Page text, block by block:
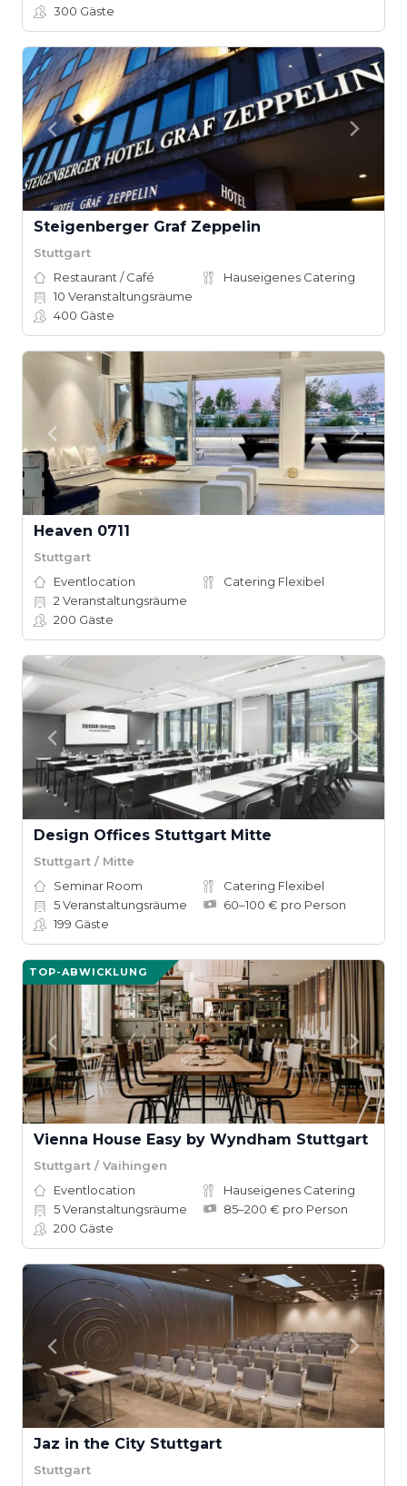
300 Gäste
Steigenberger Graf Zeppelin
Stuttgart
Restaurant / Café
Hauseigenes Catering
10 Veranstaltungsräume
400 Gäste
Heaven 0711
Stuttgart
Eventlocation
Catering Flexibel
2 Veranstaltungsräume
200 Gäste
Design Offices Stuttgart Mitte
Stuttgart / Mitte
Seminar Room
Catering Flexibel
5Veranstaltungsräume
60–100 € pro Person
199 Gäste
TOP-ABWICKLUNG
Vienna House Easy by Wyndham Stuttgart
Stuttgart / Vaihingen
Eventlocation
Hauseigenes Catering
5Veranstaltungsräume
85–200 € pro Person
200 Gäste
Jaz in the City Stuttgart
Stuttgart